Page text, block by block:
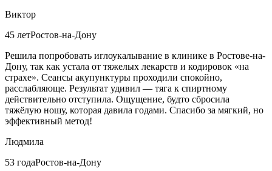
Виктор
45 летРостов-на-Дону
Решила попробовать иглоукалывание в клинике в Ростове-на-
Дону, так как устала от тяжелых лекарств и кодировок «на
страхе». Сеансы акупунктуры проходили спокойно,
расслабляюще. Результат удивил — тяга к спиртному
действительно отступила. Ощущение, будто сбросила
тяжёлую ношу, которая давила годами. Спасибо за мягкий, но
эффективный метод!
Людмила
53 годаРостов-на-Дону